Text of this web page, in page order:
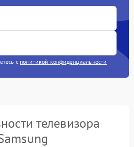
с политикой конфиденциальности
телевизора